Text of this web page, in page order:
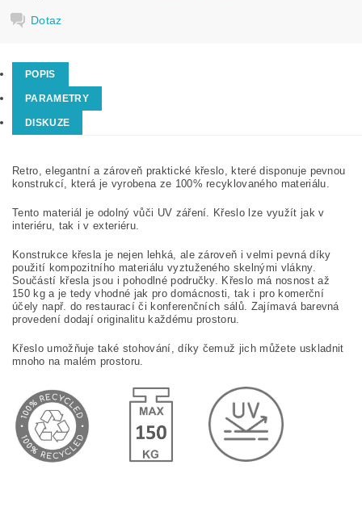
Dotaz
POPIS
PARAMETRY
DISKUZE
Retro, elegantní a zároveň praktické křeslo, které disponuje pevnou
konstrukcí, která je vyrobena ze 100% recyklovaného materiálu.
Tento materiál je odolný vůči UV záření. Křeslo lze využít jak v
interiéru, tak i v exteriéru.
Konstrukce křesla je nejen lehká, ale zároveň i velmi pevná díky
použití kompozitního materiálu vyztuženého skelnými vlákny.
Součástí křesla jsou i pohodlné područky. Křeslo má nosnost až
150 kg a je tedy vhodné jak pro domácnosti, tak i pro komerční
účely např. do restaurací či konferenčních sálů. Zajímavá barevná
provedení dodají originalitu každému prostoru.
Křeslo umožňuje také stohování, díky čemuž jich můžete uskladnit
mnoho na malém prostoru.